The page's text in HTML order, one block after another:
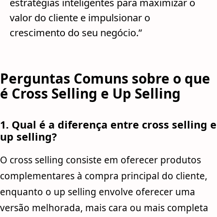
estratégias inteligentes para maximizar o
valor do cliente e impulsionar o
crescimento do seu negócio.”
Perguntas Comuns sobre o que
é Cross Selling e Up Selling
1. Qual é a diferença entre cross selling e
up selling?
O cross selling consiste em oferecer produtos
complementares à compra principal do cliente,
enquanto o up selling envolve oferecer uma
versão melhorada, mais cara ou mais completa